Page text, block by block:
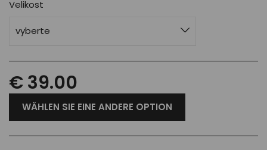
Velikost
vyberte
€ 39.00
WÄHLEN SIE EINE ANDERE OPTION